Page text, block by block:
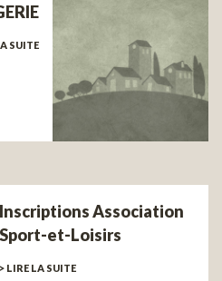
SUITE
Inscriptions Association
Sport-et-Loisirs
> LIRE LA SUITE